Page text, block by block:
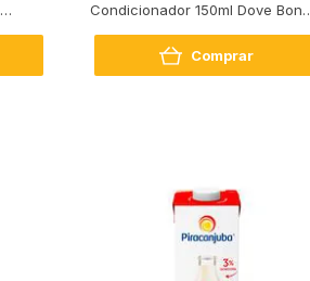
Condicionador 150ml Dove Bond
Intense Repair
Comprar